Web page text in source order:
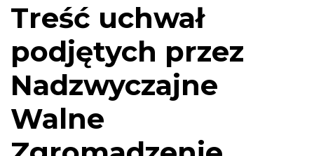
Treść uchwał
podjętych przez
Nadzwyczajne
Walne